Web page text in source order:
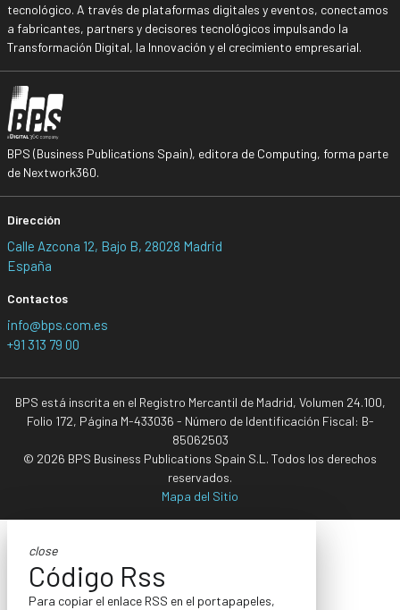
tecnológico. A través de plataformas digitales y eventos, conectamos
a fabricantes, partners y decisores tecnológicos impulsando la
Transformación Digital, la Innovación y el crecimiento empresarial.
BPS (Business Publications Spain), editora de Computing, forma parte
de Nextwork360.
Dirección
Calle Azcona 12, Bajo B, 28028 Madrid
España
Contactos
info@bps.com.es
+91 313 79 00
BPS está inscrita en el Registro Mercantil de Madrid, Volumen 24.100,
Folio 172, Página M-433036 - Número de Identificación Fiscal: B-
85062503
© 2026 BPS Business Publications Spain S.L. Todos los derechos
reservados.
Mapa del Sitio
close
Código Rss
Para copiar el enlace RSS en el portapapeles,